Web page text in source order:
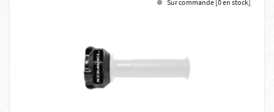
Sur commande [0 en stock]